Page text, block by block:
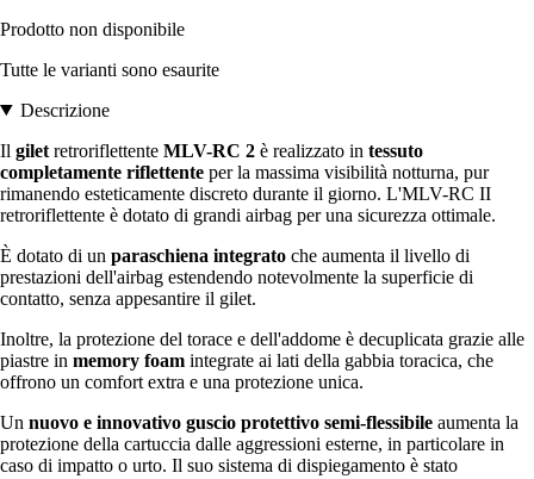
Prodotto non disponibile
Tutte le varianti sono esaurite
Descrizione
Il gilet retroriflettente MLV-RC 2 è realizzato in tessuto
completamente riflettente per la massima visibilità notturna, pur
rimanendo esteticamente discreto durante il giorno. L'MLV-RC II
retroriflettente è dotato di grandi airbag per una sicurezza ottimale.
È dotato di un paraschiena integrato che aumenta il livello di
prestazioni dell'airbag estendendo notevolmente la superficie di
contatto, senza appesantire il gilet.
Inoltre, la protezione del torace e dell'addome è decuplicata grazie alle
piastre in memory foam integrate ai lati della gabbia toracica, che
offrono un comfort extra e una protezione unica.
Un nuovo e innovativo guscio protettivo semi-flessibile aumenta la
protezione della cartuccia dalle aggressioni esterne, in particolare in
caso di impatto o urto. Il suo sistema di dispiegamento è stato